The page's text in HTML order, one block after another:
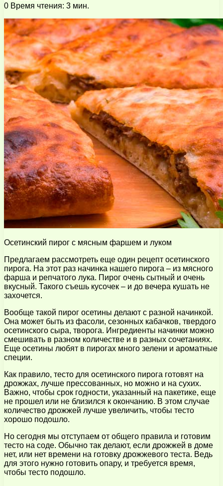
0 Время чтения: 3 мин.
Осетинский пирог с мясным фаршем и луком
Предлагаем рассмотреть еще один рецепт осетинского
пирога. На этот раз начинка нашего пирога – из мясного
фарша и репчатого лука. Пирог очень сытный и очень
вкусный. Такого съешь кусочек – и до вечера кушать не
захочется.
Вообще такой пирог осетины делают с разной начинкой.
Она может быть из фасоли, сезонных кабачков, твердого
осетинского сыра, творога. Ингредиенты начинки можно
смешивать в разном количестве и в разных сочетаниях.
Еще осетины любят в пирогах много зелени и ароматные
специи.
Как правило, тесто для осетинского пирога готовят на
дрожжах, лучше прессованных, но можно и на сухих.
Важно, чтобы срок годности, указанный на пакетике, еще
не прошел или не близился к окончанию. В этом случае
количество дрожжей лучше увеличить, чтобы тесто
хорошо подошло.
Но сегодня мы отступаем от общего правила и готовим
тесто на соде. Обычно так делают, если дрожжей в доме
нет, или нет времени на готовку дрожжевого теста. Ведь
для этого нужно готовить опару, и требуется время,
чтобы тесто подошло.